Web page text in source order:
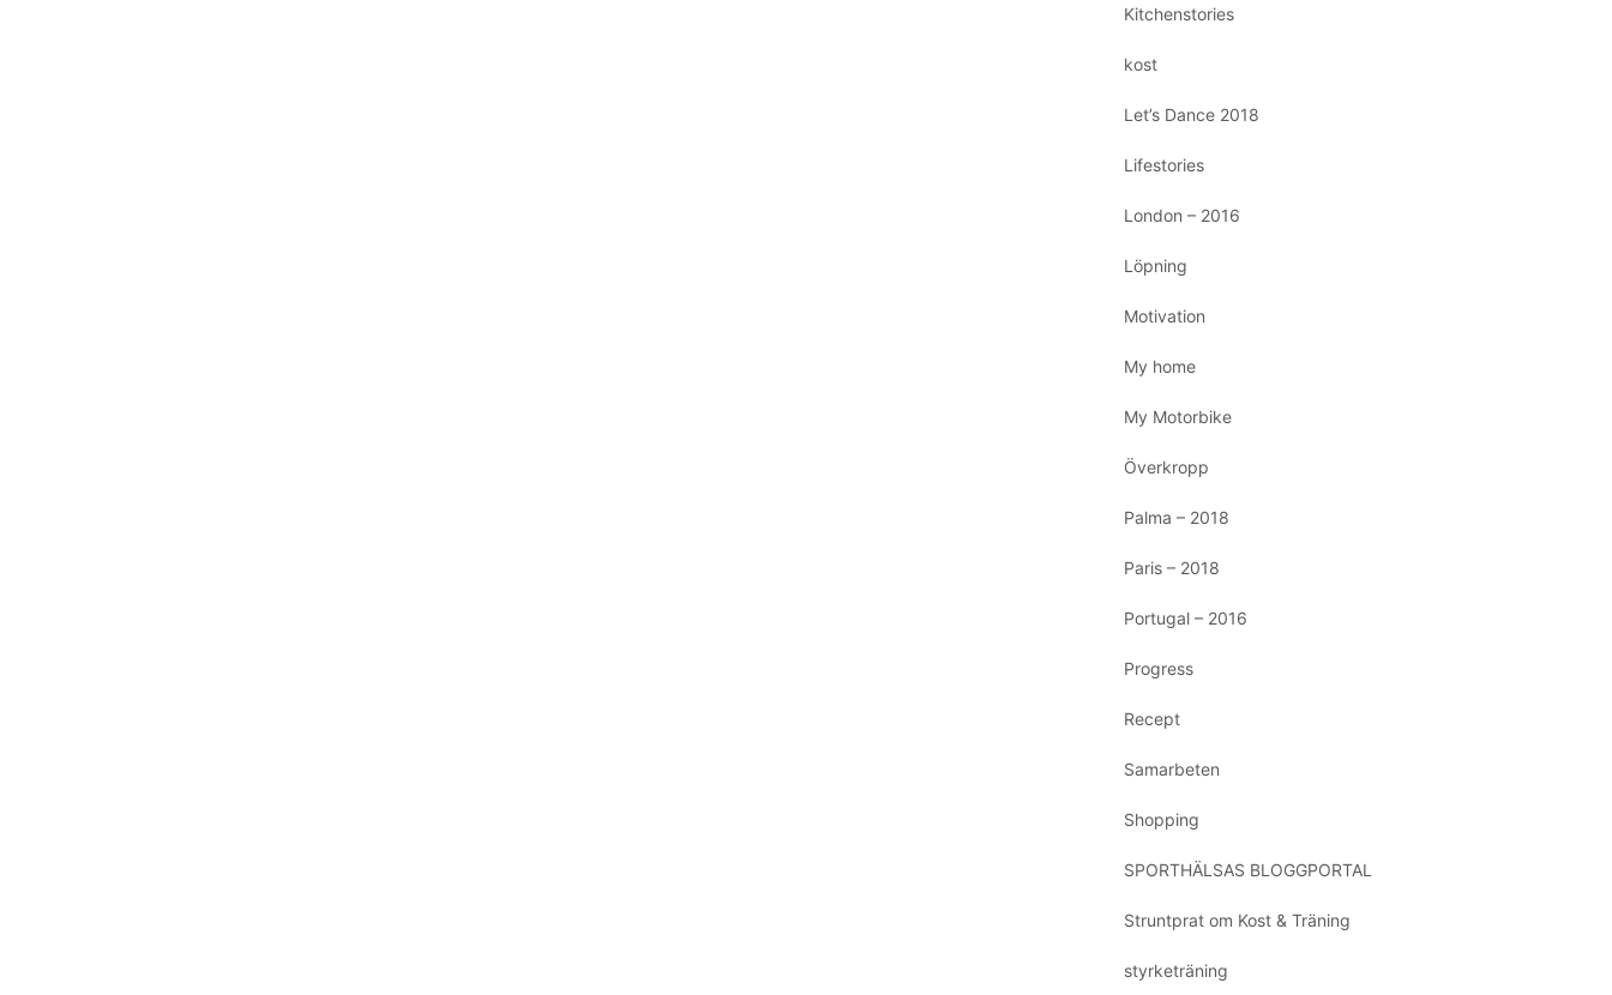
Kitchenstories
kost
Let’s Dance 2018
Lifestories
London – 2016
Löpning
Motivation
My home
My Motorbike
Överkropp
Palma – 2018
Paris – 2018
Portugal – 2016
Progress
Recept
Samarbeten
Shopping
SPORTHÄLSAS BLOGGPORTAL
Struntprat om Kost & Träning
styrketräning